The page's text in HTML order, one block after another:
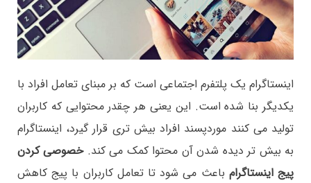
اینستاگرام یک پلتفرم اجتماعی است که بر مبنای تعامل افراد با
یکدیگر بنا شده است. این یعنی هر چقدر محتوایی که کاربران
تولید می کنند موردپسند افراد بیش تری قرار گیرد، اینستاگرام
به بیش تر دیده شدن آن محتوا کمک می کند.خصوصی کردن
پیج اینستاگرام باعث می شود تا تعامل کاربران با پیج کاهش